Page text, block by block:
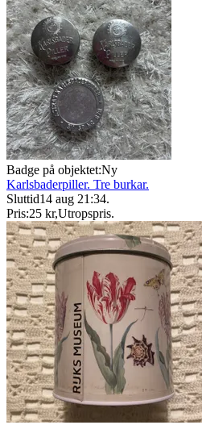
Badge på objektet:Ny
Karlsbaderpiller. Tre burkar.
Sluttid14 aug 21:34.
Pris:25 kr,Utropspris.